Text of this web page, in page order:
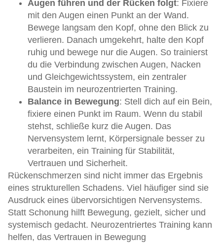
Augen führen und der Rücken folgt: Fixiere
mit den Augen einen Punkt an der Wand.
Bewege langsam den Kopf, ohne den Blick zu
verlieren. Danach umgekehrt, halte den Kopf
ruhig und bewege nur die Augen. So trainierst
du die Verbindung zwischen Augen, Nacken
und Gleichgewichtssystem, ein zentraler
Baustein im neurozentrierten Training.
Balance in Bewegung: Stell dich auf ein Bein,
fixiere einen Punkt im Raum. Wenn du stabil
stehst, schließe kurz die Augen. Das
Nervensystem lernt, Körpersignale besser zu
verarbeiten, ein Training für Stabilität,
Vertrauen und Sicherheit.
Rückenschmerzen sind nicht immer das Ergebnis
eines strukturellen Schadens. Viel häufiger sind sie
Ausdruck eines übervorsichtigen Nervensystems.
Statt Schonung hilft Bewegung, gezielt, sicher und
systemisch gedacht. Neurozentriertes Training kann
helfen, das Vertrauen in Bewegung